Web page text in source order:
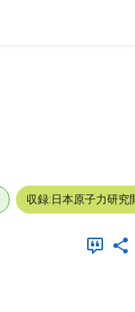
収録:日本原子力研究